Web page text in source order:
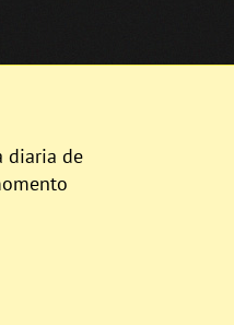
diaria de